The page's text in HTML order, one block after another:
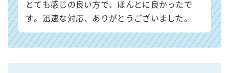
とても感じの良い方で、ほんとに良かったで
す。迅速な対応、ありがとうございました。